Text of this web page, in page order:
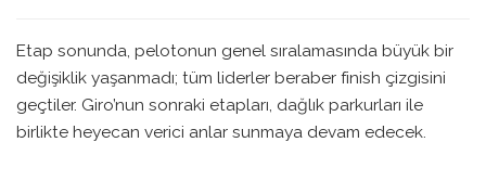
Etap sonunda, pelotonun genel sıralamasında büyük bir
değişiklik yaşanmadı; tüm liderler beraber finish çizgisini
geçtiler. Giro’nun sonraki etapları, dağlık parkurları ile
birlikte heyecan verici anlar sunmaya devam edecek.